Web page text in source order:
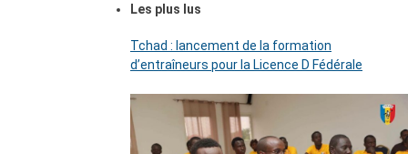
Les plus lus
Tchad : lancement de la formation
d’entraîneurs pour la Licence D Fédérale